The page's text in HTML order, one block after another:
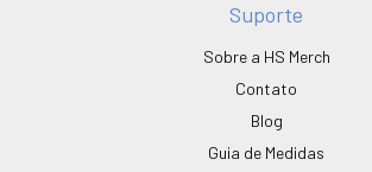
Suporte
Sobre a HS Merch
Contato
Blog
Guia de Medidas